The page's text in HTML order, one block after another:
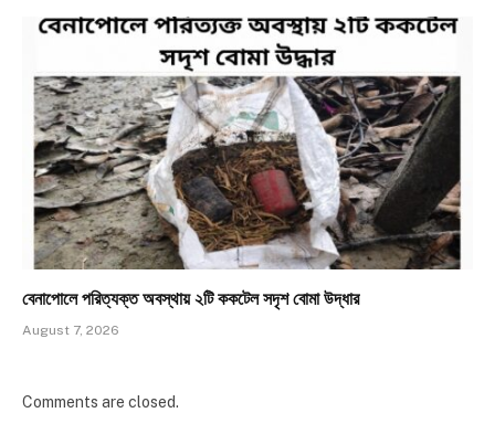
​বেনাপোলে পরিত্যক্ত অবস্থায় ২টি ককটেল সদৃশ বোমা উদ্ধার
August 7, 2026
Comments are closed.